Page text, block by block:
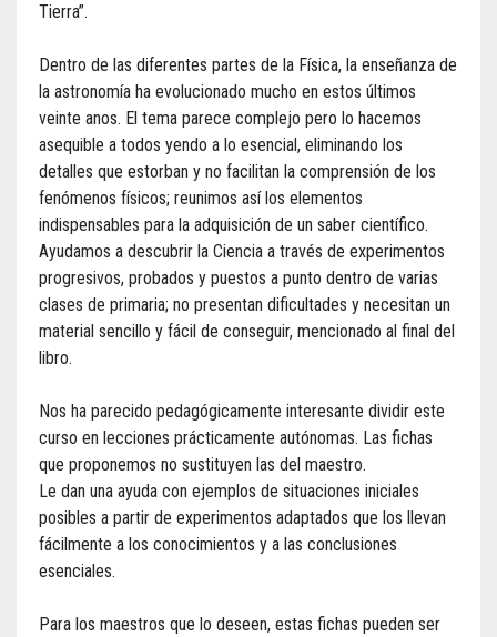
Tierra”.
Dentro de las diferentes partes de la Física, la enseñanza de
la astronomía ha evolucionado mucho en estos últimos
veinte anos. El tema parece complejo pero lo hacemos
asequible a todos yendo a lo esencial, eliminando los
detalles que estorban y no facilitan la comprensión de los
fenómenos físicos; reunimos así los elementos
indispensables para la adquisición de un saber científico.
Ayudamos a descubrir la Ciencia a través de experimentos
progresivos, probados y puestos a punto dentro de varias
clases de primaria; no presentan dificultades y necesitan un
material sencillo y fácil de conseguir, mencionado al final del
libro.
Nos ha parecido pedagógicamente interesante dividir este
curso en lecciones prácticamente autónomas. Las fichas
que proponemos no sustituyen las del maestro.
Le dan una ayuda con ejemplos de situaciones iniciales
posibles a partir de experimentos adaptados que los llevan
fácilmente a los conocimientos y a las conclusiones
esenciales.
Para los maestros que lo deseen, estas fichas pueden ser